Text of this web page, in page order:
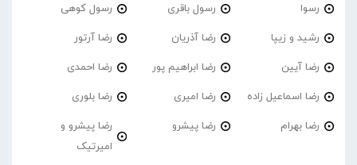
رسوا رسول باقری رسول کوهی
رشید و زیپا رضا آذریان رضا آرتور
رضا آیین رضا ابراهیم پور رضا احمدی
رضا اسماعیل زاده رضا امیری رضا بلوری
رضا بهرام رضا پیشرو
رضا پیشرو و
امیرتیک